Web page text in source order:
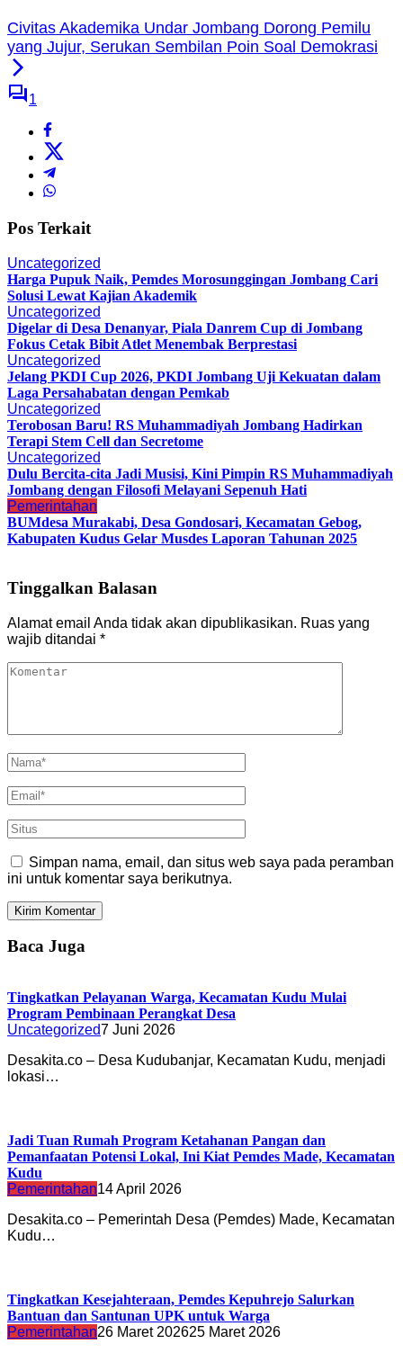
Civitas Akademika Undar Jombang Dorong Pemilu
yang Jujur, Serukan Sembilan Poin Soal Demokrasi
1
Pos Terkait
Uncategorized
Harga Pupuk Naik, Pemdes Morosunggingan Jombang Cari
Solusi Lewat Kajian Akademik
Uncategorized
Digelar di Desa Denanyar, Piala Danrem Cup di Jombang
Fokus Cetak Bibit Atlet Menembak Berprestasi
Uncategorized
Jelang PKDI Cup 2026, PKDI Jombang Uji Kekuatan dalam
Laga Persahabatan dengan Pemkab
Uncategorized
Terobosan Baru! RS Muhammadiyah Jombang Hadirkan
Terapi Stem Cell dan Secretome
Uncategorized
Dulu Bercita-cita Jadi Musisi, Kini Pimpin RS Muhammadiyah
Jombang dengan Filosofi Melayani Sepenuh Hati
Pemerintahan
BUMdesa Murakabi, Desa Gondosari, Kecamatan Gebog,
Kabupaten Kudus Gelar Musdes Laporan Tahunan 2025
Tinggalkan Balasan
Alamat email Anda tidak akan dipublikasikan. Ruas yang
wajib ditandai *
Simpan nama, email, dan situs web saya pada peramban
ini untuk komentar saya berikutnya.
Baca Juga
Tingkatkan Pelayanan Warga, Kecamatan Kudu Mulai
Program Pembinaan Perangkat Desa
Uncategorized7 Juni 2026
Desakita.co – Desa Kudubanjar, Kecamatan Kudu, menjadi
lokasi…
Jadi Tuan Rumah Program Ketahanan Pangan dan
Pemanfaatan Potensi Lokal, Ini Kiat Pemdes Made, Kecamatan
Kudu
Pemerintahan14 April 2026
Desakita.co – Pemerintah Desa (Pemdes) Made, Kecamatan
Kudu…
Tingkatkan Kesejahteraan, Pemdes Kepuhrejo Salurkan
Bantuan dan Santunan UPK untuk Warga
Pemerintahan26 Maret 202625 Maret 2026